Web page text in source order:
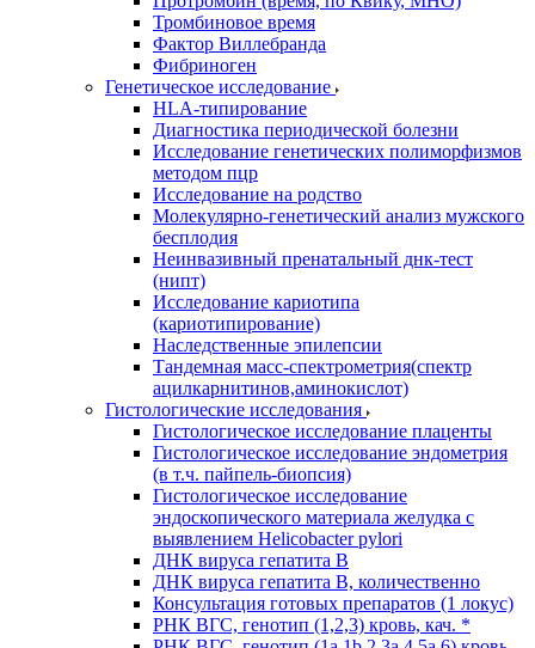
Тромбиновое время
Фактор Виллебранда
Фибриноген
Генетическое исследование
HLA-типирование
Диагностика периодической болезни
Исследование генетических полиморфизмов
методом пцр
Исследование на родство
Молекулярно-генетический анализ мужского
бесплодия
Неинвазивный пренатальный днк-тест
(нипт)
Исследование кариотипа
(кариотипирование)
Наследственные эпилепсии
Тандемная масс-спектрометрия(спектр
ацилкарнитинов,аминокислот)
Гистологические исследования
Гистологическое исследование плаценты
Гистологическое исследование эндометрия
(в т.ч. пайпель-биопсия)
Гистологическое исследование
эндоскопического материала желудка с
выявлением Helicobacter pylori
ДНК вируса гепатита B
ДНК вируса гепатита B, количественно
Консультация готовых препаратов (1 локус)
РНК ВГC, генотип (1,2,3) кровь, кач. *